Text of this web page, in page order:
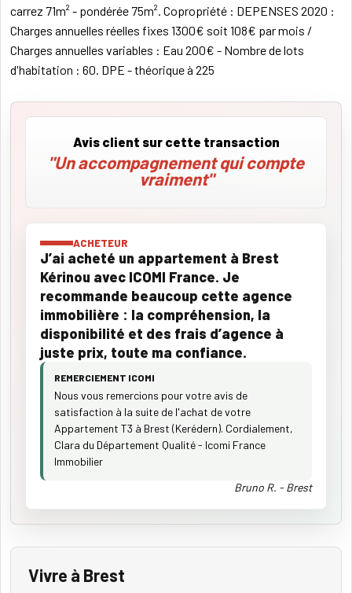
carrez 71m² - pondérée 75m². Copropriété : DEPENSES 2020 :
Charges annuelles réelles fixes 1300€ soit 108€ par mois /
Charges annuelles variables : Eau 200€ - Nombre de lots
d'habitation : 60. DPE - théorique à 225
Avis client sur cette transaction
"Un accompagnement qui compte
vraiment"
ACHETEUR
J’ai acheté un appartement à Brest
Kérinou avec ICOMI France. Je
recommande beaucoup cette agence
immobilière : la compréhension, la
disponibilité et des frais d’agence à
juste prix, toute ma confiance.
REMERCIEMENT ICOMI
Nous vous remercions pour votre avis de
satisfaction à la suite de l'achat de votre
Appartement T3 à Brest (Kerédern). Cordialement,
Clara du Département Qualité - Icomi France
Immobilier
Bruno R. - Brest
Vivre à Brest